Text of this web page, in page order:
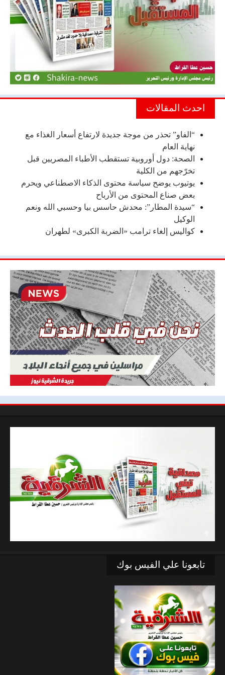
احدث المقالات
“الفاو” تحذر من موجة جديدة لارتفاع أسعار الغذاء مع
نهاية العام
الصحة: دول أوروبية تستقطب الأطباء المصريين قبل
تخرّجهم من الكلية
يوتيوب يوضح سياسة محتوى الذكاء الاصطناعي ويحرم
بعض صناع المحتوى من الأرباح
“سيدة المطار”: محدش حاسس بيا وحسبي الله ونعم
الوكيل
كواليس إلغاء ترامب «الضربة الكبرى» لطهران
تابعونا علي الفيس بوك